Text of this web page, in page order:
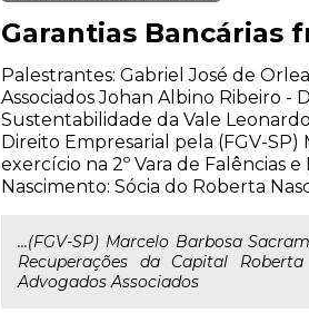
Garantias Bancárias
Palestrantes: Gabriel José de
Associados Johan Albino Ribeiro -
Sustentabilidade da Vale
Direito Empresarial pela (FGV-
exercício na 2º Vara de Falências
Nascimento: Sócia do Roberta
...(FGV-SP) Marcelo Barbosa
Recuperações da Capital
Advogados Associados